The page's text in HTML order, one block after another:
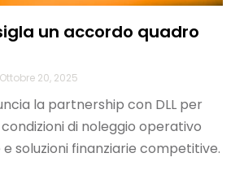
un accordo quadro
Ottobre 20, 2025
la partnership con DLL per
di noleggio operativo
soluzioni finanziarie competitive.